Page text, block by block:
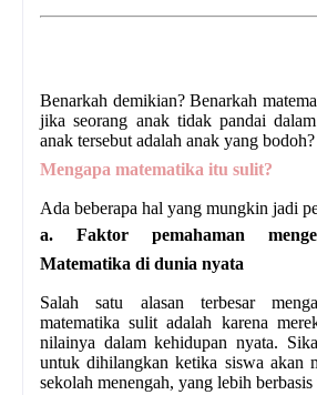
Benarkah demikian? Benarkah
jika seorang anak tidak pandai
anak tersebut adalah anak yang bodoh?
Mengapa matematika itu sulit?
Ada beberapa hal yang mungkin jadi
a. Faktor pemahaman
Matematika di dunia nyata
Salah satu alasan terbesar
matematika sulit adalah karena
nilainya dalam kehidupan nyata.
untuk dihilangkan ketika siswa akan
sekolah menengah, yang lebih berbasis